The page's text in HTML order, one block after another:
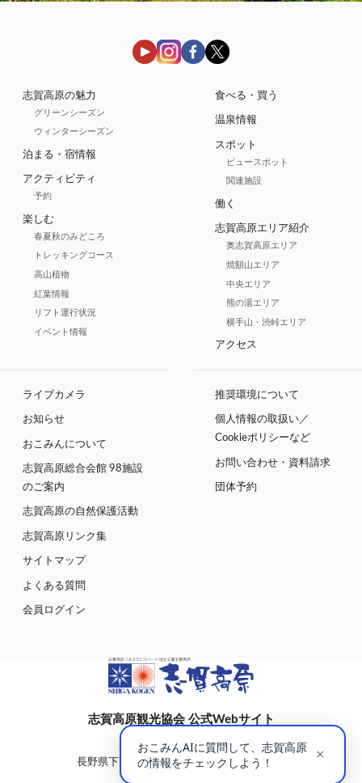
志賀高原の魅力
グリーンシーズン
ウィンターシーズン
泊まる・宿情報
アクティビティ
予約
楽しむ
春夏秋のみどころ
トレッキングコース
高山植物
紅葉情報
リフト運行状況
イベント情報
食べる・買う
温泉情報
スポット
ビュースポット
関連施設
働く
志賀高原エリア紹介
奥志賀高原エリア
焼額山エリア
中央エリア
熊の湯エリア
横手山・渋峠エリア
アクセス
ライブカメラ
お知らせ
おこみんについて
志賀高原総合会館 98施設
のご案内
志賀高原の自然保護活動
志賀高原リンク集
サイトマップ
よくある質問
会員ログイン
推奨環境について
個人情報の取扱い／
Cookieポリシーなど
お問い合わせ・資料請求
団体予約
志賀高原観光協会 公式Webサイト
〒381-0401
長野県下高井郡山ノ内町大字平穏7148(蓮池)
志賀高原総合会館98内